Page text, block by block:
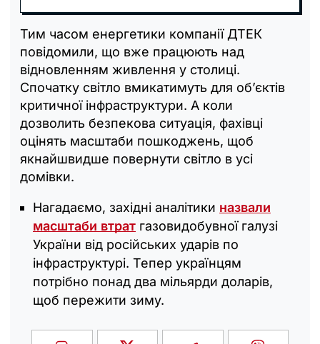
Тим часом енергетики компанії ДТЕК
повідомили, що вже працюють над
відновленням живлення у столиці.
Спочатку світло вмикатимуть для об’єктів
критичної інфраструктури. А коли
дозволить безпекова ситуація, фахівці
оцінять масштаби пошкоджень, щоб
якнайшвидше повернути світло в усі
домівки.
Нагадаємо, західні аналітики назвали
масштаби втрат газовидобувної галузі
України від російських ударів по
інфраструктурі. Тепер українцям
потрібно понад два мільярди доларів,
щоб пережити зиму.